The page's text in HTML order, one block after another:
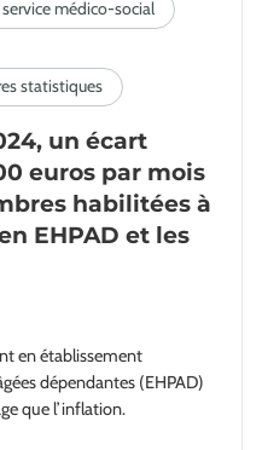
un écart
euros par mois
habilitées à
EHPAD et les
en établissement
dépendantes (EHPAD)
que l’inflation.